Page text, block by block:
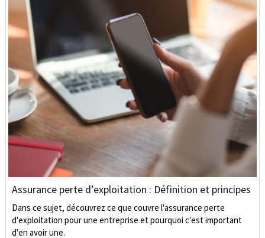
Assurance perte d’exploitation : Définition et principes
Dans ce sujet, découvrez ce que couvre l'assurance perte
d'exploitation pour une entreprise et pourquoi c'est important
d'en avoir une.